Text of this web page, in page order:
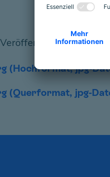
mit
(Hochformat, jpg-
(Querformat, jpg-